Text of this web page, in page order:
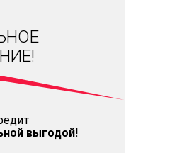
выгодой!